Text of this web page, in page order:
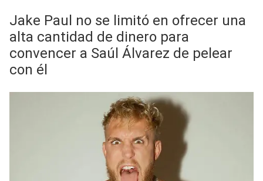
Jake Paul no se limitó en ofrecer una
alta cantidad de dinero para
convencer a Saúl Álvarez de pelear
con él